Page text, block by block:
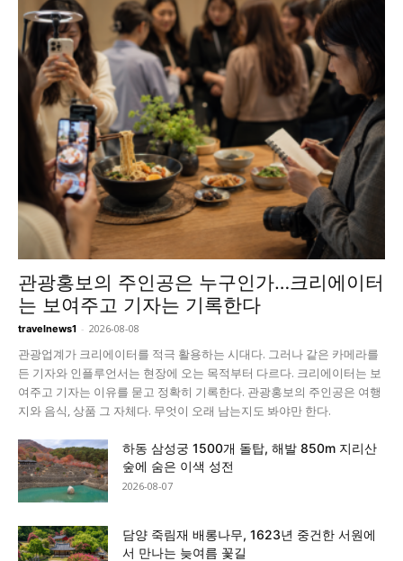
관광홍보의 주인공은 누구인가…크리에이터
는 보여주고 기자는 기록한다
travelnews1 - 2026-08-08
관광업계가 크리에이터를 적극 활용하는 시대다. 그러나 같은 카메라를
든 기자와 인플루언서는 현장에 오는 목적부터 다르다. 크리에이터는 보
여주고 기자는 이유를 묻고 정확히 기록한다. 관광홍보의 주인공은 여행
지와 음식, 상품 그 자체다. 무엇이 오래 남는지도 봐야만 한다.
하동 삼성궁 1500개 돌탑, 해발 850m 지리산
숲에 숨은 이색 성전
2026-08-07
담양 죽림재 배롱나무, 1623년 중건한 서원에
서 만나는 늦여름 꽃길